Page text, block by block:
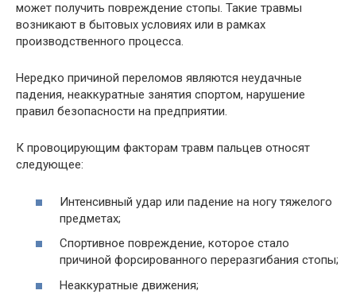
может получить повреждение стопы. Такие травмы
возникают в бытовых условиях или в рамках
производственного процесса.
Нередко причиной переломов являются неудачные
падения, неаккуратные занятия спортом, нарушение
правил безопасности на предприятии.
К провоцирующим факторам травм пальцев относят
следующее:
Интенсивный удар или падение на ногу тяжелого
предметах;
Спортивное повреждение, которое стало
причиной форсированного переразгибания стопы;
Неаккуратные движения;